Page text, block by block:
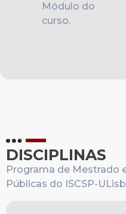
Módulo do
curso.
DISCIPLINAS
Programa de Mestrado
Públicas do ISCSP-